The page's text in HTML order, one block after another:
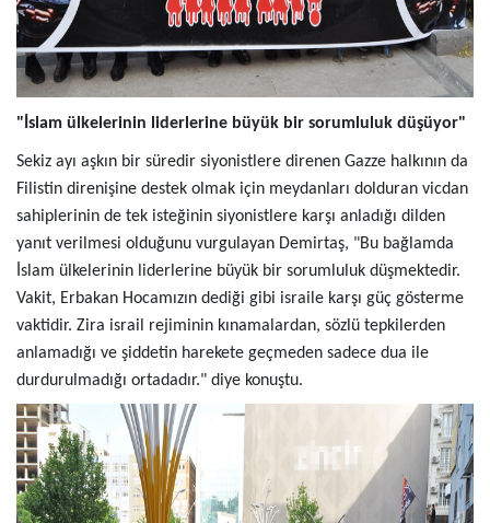
"İslam ülkelerinin liderlerine büyük bir sorumluluk düşüyor"
Sekiz ayı aşkın bir süredir siyonistlere direnen Gazze halkının da
Filistin direnişine destek olmak için meydanları dolduran vicdan
sahiplerinin de tek isteğinin siyonistlere karşı anladığı dilden
yanıt verilmesi olduğunu vurgulayan Demirtaş, "Bu bağlamda
İslam ülkelerinin liderlerine büyük bir sorumluluk düşmektedir.
Vakit, Erbakan Hocamızın dediği gibi israile karşı güç gösterme
vaktidir. Zira israil rejiminin kınamalardan, sözlü tepkilerden
anlamadığı ve şiddetin harekete geçmeden sadece dua ile
durdurulmadığı ortadadır." diye konuştu.